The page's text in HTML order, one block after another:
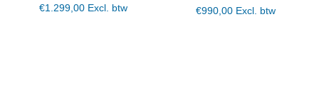
€1.299,00 Excl. btw €990,00 Excl. btw